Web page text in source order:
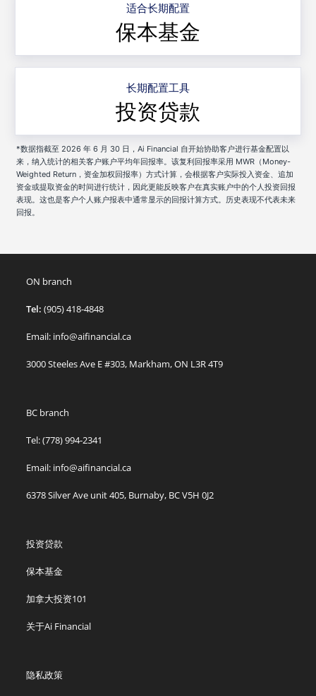
适合长期配置
保本基金
长期配置工具
投资贷款
*数据指截至 2026 年 6 月 30 日，Ai Financial 自开始协助客户进行基金配置以
来，纳入统计的相关客户账户平均年回报率。该复利回报率采用 MWR（Money-
Weighted Return，资金加权回报率）方式计算，会根据客户实际投入资金、追加
资金或提取资金的时间进行统计，因此更能反映客户在真实账户中的个人投资回报
表现。这也是客户个人账户报表中通常显示的回报计算方式。历史表现不代表未来
回报。
ON branch
Tel:(905) 418-4848
Email: info@aifinancial.ca
3000 Steeles Ave E #303, Markham, ON L3R 4T9
BC branch
Tel: (778) 994-2341
Email: info@aifinancial.ca
6378 Silver Ave unit 405, Burnaby, BC V5H 0J2
投资贷款
保本基金
加拿大投资101
关于Ai Financial
隐私政策